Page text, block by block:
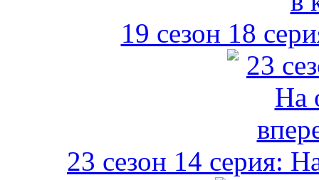
19 сезон 18
23 сезон 14 серия: